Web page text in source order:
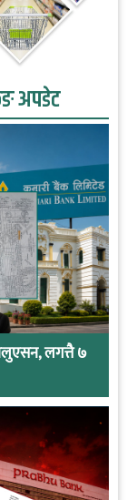
अपडेट
लगत्तै ७